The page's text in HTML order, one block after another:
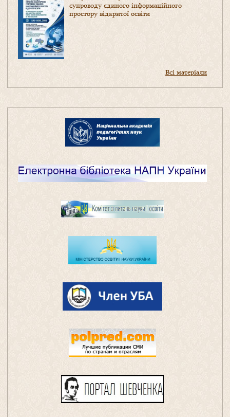
супроводу єдиного інформаційного
простору відкритої освіти
Всі матеріали